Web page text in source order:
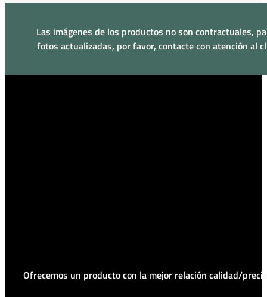
Las imágenes de los productos no son contractuales,
fotos actualizadas, por favor, contacte con atención al
Ofrecemos un producto con la mejor relación calidad/